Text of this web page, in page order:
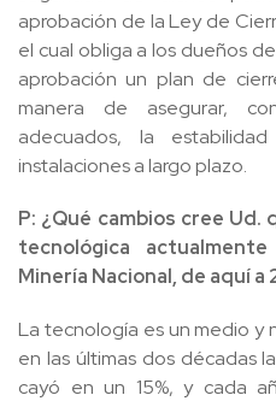
aprobación de la Ley de
el cual obliga a los dueños
aprobación un plan de
manera de asegurar,
adecuados, la
instalaciones a largo plazo.
P: ¿Qué cambios cree Ud.
tecnológica
Minería Nacional, de aquí a
La tecnología es un medio y
en las últimas dos décadas
cayó en un 15%, y cada